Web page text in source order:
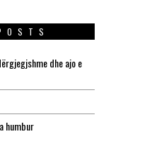
dhe ajo e
humbur